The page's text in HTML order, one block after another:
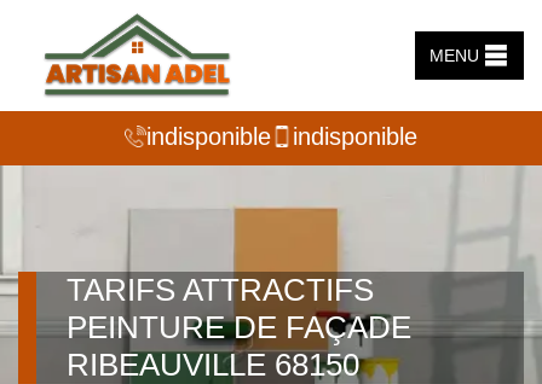
MENU
indisponible indisponible
TARIFS ATTRACTIFS
PEINTURE DE FAÇADE
RIBEAUVILLE 68150